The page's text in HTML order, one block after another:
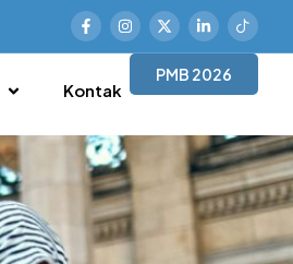
Kontak
PMB 2026